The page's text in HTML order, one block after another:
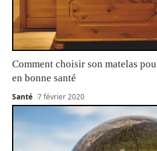
Comment choisir son matelas
en bonne santé
Santé 7 février 2020